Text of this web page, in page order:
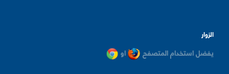
الزوار
يفضل استخدام المتصفح او